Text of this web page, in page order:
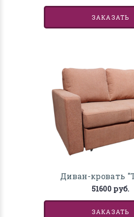
ЗАКАЗАТЬ
Диван-кровать
51600 руб.
ЗАКАЗАТЬ